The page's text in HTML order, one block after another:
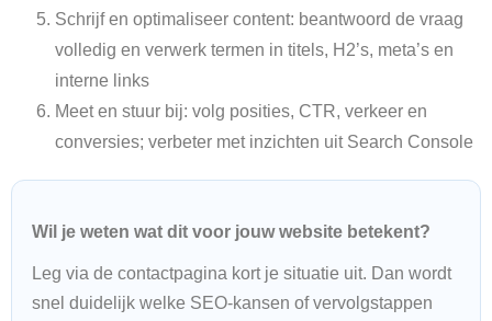
Schrijf en optimaliseer content: beantwoord de vraag
volledig en verwerk termen in titels, H2’s, meta’s en
interne links
Meet en stuur bij: volg posities, CTR, verkeer en
conversies; verbeter met inzichten uit Search Console
Wil je weten wat dit voor jouw website betekent?
Leg via de contactpagina kort je situatie uit. Dan wordt
snel duidelijk welke SEO-kansen of vervolgstappen